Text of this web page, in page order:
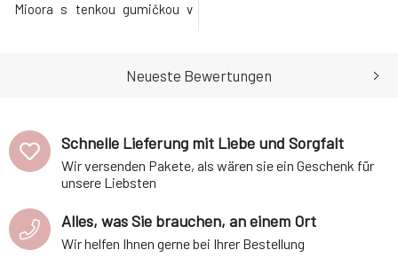
Mioora s tenkou gumičkou v
Netlačí a neškrtí ani při
kůži. Kalhotky jsou natolik
pohodlné, že si je oblí
Neueste Bewertungen
Schnelle Lieferung mit Liebe und Sorgfalt
Wir versenden Pakete, als wären sie ein Geschenk für
unsere Liebsten
Alles, was Sie brauchen, an einem Ort
Wir helfen Ihnen gerne bei Ihrer Bestellung